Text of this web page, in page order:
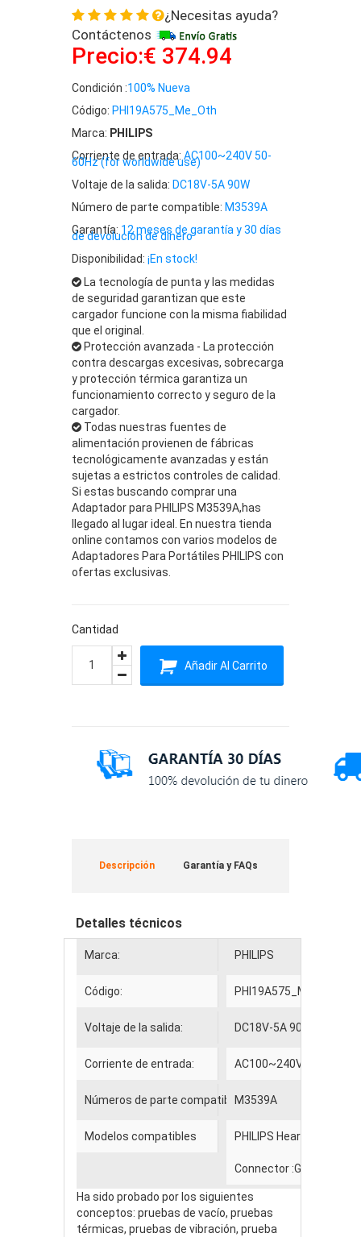
¿Necesitas ayuda?
Contáctenos
Precio:€ 374.94
Condición :100% Nueva
Código: PHI19A575_Me_Oth
Marca: PHILIPS
Corriente de entrada: AC100~240V 50-
60Hz (for worldwide use)
Voltaje de la salida: DC18V-5A 90W
Número de parte compatible: M3539A
Garantía: 12 meses de garantía y 30 días
de devolución de dinero
Disponibilidad: ¡En stock!
La tecnología de punta y las medidas
de seguridad garantizan que este
cargador funcione con la misma fiabilidad
que el original.
Protección avanzada - La protección
contra descargas excesivas, sobrecarga
y protección térmica garantiza un
funcionamiento correcto y seguro de la
cargador.
Todas nuestras fuentes de
alimentación provienen de fábricas
tecnológicamente avanzadas y están
sujetas a estrictos controles de calidad.
Si estas buscando comprar una
Adaptador para PHILIPS M3539A,has
llegado al lugar ideal. En nuestra tienda
online contamos con varios modelos de
Adaptadores Para Portátiles PHILIPS con
ofertas exclusivas.
Cantidad
Añadir Al Carrito
Descripción Garantía y FAQs
Detalles técnicos
Marca: PHILIPS
Código: PHI19A575_Me_Oth
Voltaje de la salida: DC18V-5A 90W
Corriente de entrada: AC100~240V 50-60Hz
Números de parte compatiblesM3539A
Modelos compatibles PHILIPS HeartStart MRx
Connector :Gold plated
Ha sido probado por los siguientes
conceptos: pruebas de vacío, pruebas
térmicas, pruebas de vibración, prueba